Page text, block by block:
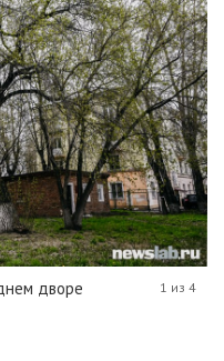
дворе
1 из 4